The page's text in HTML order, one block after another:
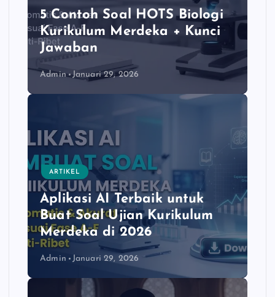
5 Contoh Soal HOTS Biologi
Kurikulum Merdeka + Kunci
Jawaban
Admin Januari 29, 2026
ARTIKEL
Aplikasi AI Terbaik untuk
Buat Soal Ujian Kurikulum
Merdeka di 2026
Admin Januari 29, 2026